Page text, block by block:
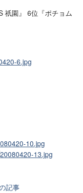
祇園』 6位『ポチョム
記事